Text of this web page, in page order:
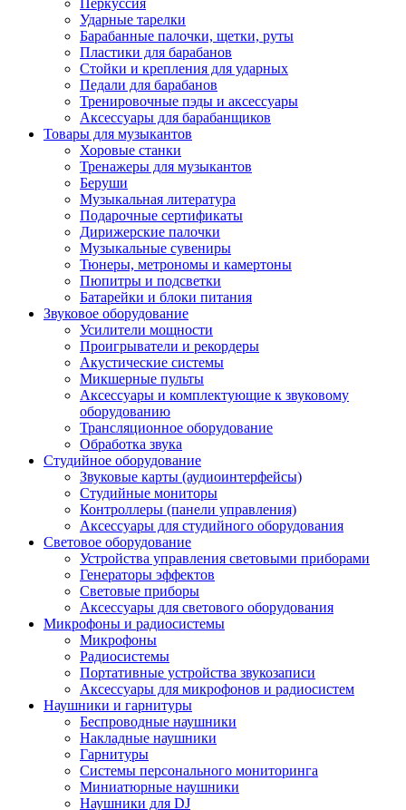
Перкуссия
Ударные тарелки
Барабанные палочки, щетки, руты
Пластики для барабанов
Стойки и крепления для ударных
Педали для барабанов
Тренировочные пэды и аксессуары
Аксессуары для барабанщиков
Товары для музыкантов
Хоровые станки
Тренажеры для музыкантов
Беруши
Музыкальная литература
Подарочные сертификаты
Дирижерские палочки
Музыкальные сувениры
Тюнеры, метрономы и камертоны
Пюпитры и подсветки
Батарейки и блоки питания
Звуковое оборудование
Усилители мощности
Проигрыватели и рекордеры
Акустические системы
Микшерные пульты
Аксессуары и комплектующие к звуковому
оборудованию
Трансляционное оборудование
Обработка звука
Студийное оборудование
Звуковые карты (аудиоинтерфейсы)
Студийные мониторы
Контроллеры (панели управления)
Аксессуары для студийного оборудования
Световое оборудование
Устройства управления световыми приборами
Генераторы эффектов
Световые приборы
Аксессуары для светового оборудования
Микрофоны и радиосистемы
Микрофоны
Радиосистемы
Портативные устройства звукозаписи
Аксессуары для микрофонов и радиосистем
Наушники и гарнитуры
Беспроводные наушники
Накладные наушники
Гарнитуры
Системы персонального мониторинга
Миниатюрные наушники
Наушники для DJ